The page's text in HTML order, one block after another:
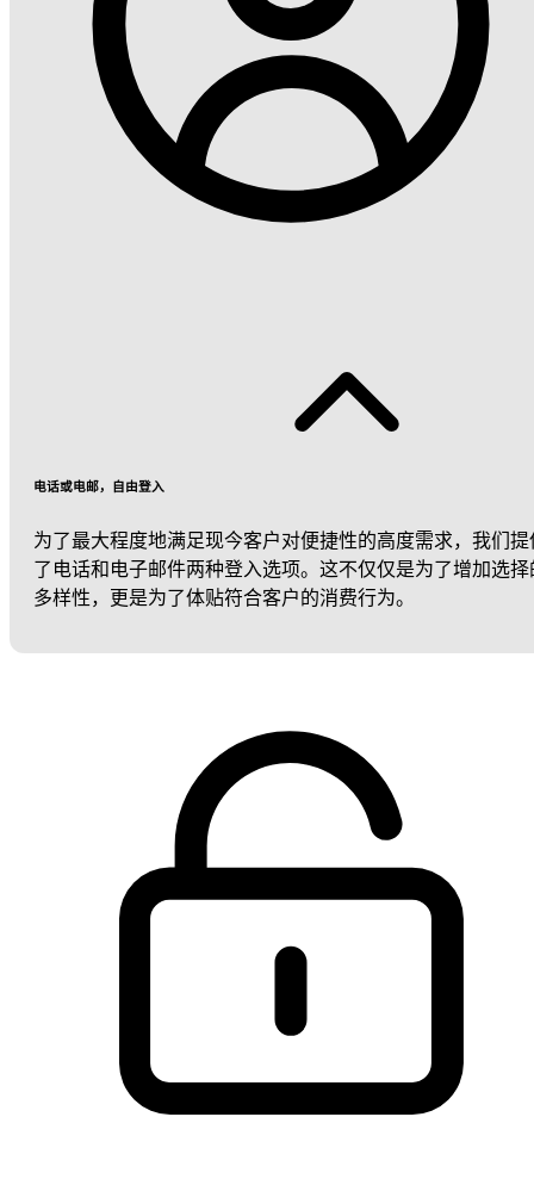
电话或电邮，自由登入
为了最大程度地满足现今客户对便捷性的高度需求，我们提
了电话和电子邮件两种登入选项。这不仅仅是为了增加选择
多样性，更是为了体贴符合客户的消费行为。